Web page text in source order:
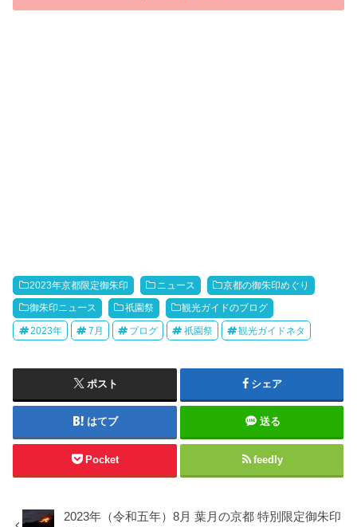
2023年京都限定御朱印 ニュース 京都の御朱印めぐり
御朱印ニュース 祇園祭 観光ガイドのブログ
2023年 7月 ブログ 祇園祭 観光ガイドネタ
ポスト シェア
はてブ 送る
Pocket feedly
2023年（令和五年）8月 葉月の京都 特別限定御朱印